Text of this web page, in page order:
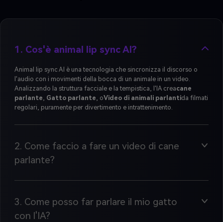
1. Cos'è animal lip sync AI?
Animal lip sync AI è una tecnologia che sincronizza il discorso o
l'audio con i movimenti della bocca di un animale in un video.
Analizzando la struttura facciale e la tempistica, l'IA creacane
parlante Gatto parlante , oVideo di animali parlantida filmati
regolari, puramente per divertimento e intrattenimento.
2. Come faccio a fare un video di cane
parlante?
3. Come posso far parlare il mio gatto
con l'IA?